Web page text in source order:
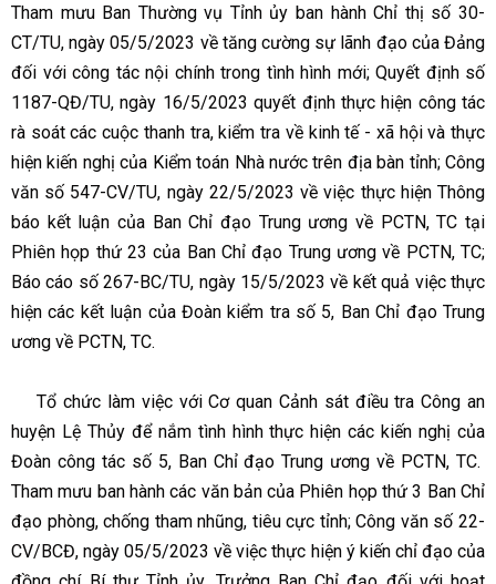
Tham mưu Ban Thường vụ Tỉnh ủy ban hành Chỉ thị số 30-
CT/TU, ngày 05/5/2023 về tăng cường sự lãnh đạo của Đảng
đối với công tác nội chính trong tình hình mới; Quyết định số
1187-QĐ/TU, ngày 16/5/2023 quyết định thực hiện công tác
rà soát các cuộc thanh tra, kiểm tra về kinh tế - xã hội và thực
hiện kiến nghị của Kiểm toán Nhà nước trên địa bàn tỉnh; Công
văn số 547-CV/TU, ngày 22/5/2023 về việc thực hiện Thông
báo kết luận của Ban Chỉ đạo Trung ương về PCTN, TC tại
Phiên họp thứ 23 của Ban Chỉ đạo Trung ương về PCTN, TC;
Báo cáo số 267-BC/TU, ngày 15/5/2023 về kết quả việc thực
hiện các kết luận của Đoàn kiểm tra số 5, Ban Chỉ đạo Trung
ương về PCTN, TC.
Tổ chức làm việc với Cơ quan Cảnh sát điều tra Công an
huyện Lệ Thủy để nắm tình hình thực hiện các kiến nghị của
Đoàn công tác số 5, Ban Chỉ đạo Trung ương về PCTN, TC.
Tham mưu ban hành các văn bản của Phiên họp thứ 3 Ban Chỉ
đạo phòng, chống tham nhũng, tiêu cực tỉnh; Công văn số 22-
CV/BCĐ, ngày 05/5/2023 về việc thực hiện ý kiến chỉ đạo của